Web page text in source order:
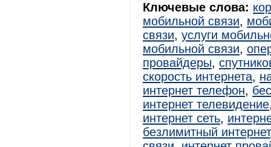
Ключевые слова:
мобильной связи,
связи, услуги
мобильной связи,
провайдеры,
скорость интернета,
интернет телефон,
интернет телевидение
интернет сеть,
безлимитный интернет